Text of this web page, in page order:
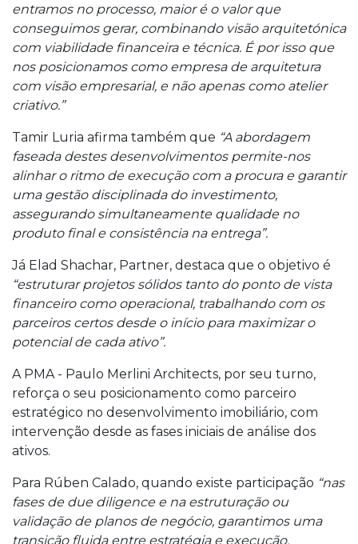
entramos no processo, maior é o valor que
conseguimos gerar, combinando visão arquitetónica
com viabilidade financeira e técnica. É por isso que
nos posicionamos como empresa de arquitetura
com visão empresarial, e não apenas como atelier
criativo.”
Tamir Luria afirma também que “A abordagem
faseada destes desenvolvimentos permite-nos
alinhar o ritmo de execução com a procura e garantir
uma gestão disciplinada do investimento,
assegurando simultaneamente qualidade no
produto final e consistência na entrega”.
Já Elad Shachar, Partner, destaca que o objetivo é
“estruturar projetos sólidos tanto do ponto de vista
financeiro como operacional, trabalhando com os
parceiros certos desde o início para maximizar o
potencial de cada ativo”.
A PMA - Paulo Merlini Architects, por seu turno,
reforça o seu posicionamento como parceiro
estratégico no desenvolvimento imobiliário, com
intervenção desde as fases iniciais de análise dos
ativos.
Para Rúben Calado, quando existe participação “nas
fases de due diligence e na estruturação ou
validação de planos de negócio, garantimos uma
transição fluida entre estratégia e execução.